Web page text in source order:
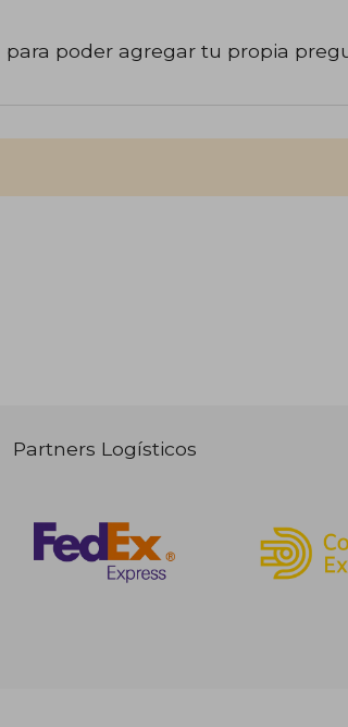
para poder agregar tu propia
Partners Logísticos